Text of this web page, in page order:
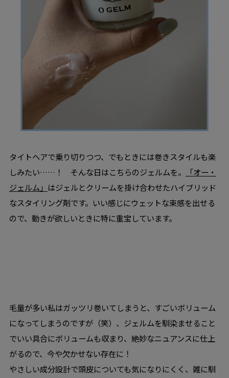
タイトヘアで乗り切りつつ、でもときには巻きスタイルも楽
しみたい……！ そんな日はこちらのジェルムを。
「オー・
ジェルム」 はジェルとクリームを掛け合わせたハイブリッド
なスタイリング剤です。いい感じにウェットな束感を出せる
ので、動きが欲しいときに特に重宝しています。
毛量が多い私はガッツリ巻いてしまうと、すごいボリューム
になってしまうのですが（笑）、ジェルムを馴染ませること
でいい具合にボリュームも収まり、絶妙なニュアンスに仕上
がるので、今や欠かせない存在に！
やさしい成分設計で頭皮についても気になりにくく、雑に馴